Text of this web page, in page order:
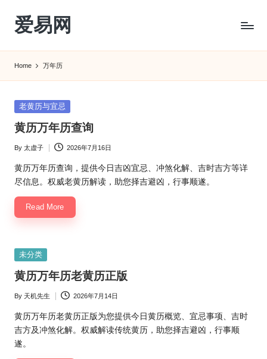
Skip
content
爱易网
转
农
历
历
查
询
_2ebc.com
Home 万年历
Posted
老黄历与宜忌
黄历万年历查询
Posted
by
By 太虚子 2026年7月16日
黄历万年历查询，提供今日吉凶宜忌、冲煞化解、吉时吉方等详
尽信息。权威老黄历解读，助您择吉避凶，行事顺遂。
Read More
Posted
未分类
黄历万年历老黄历正版
Posted
by
By 天机先生 2026年7月14日
黄历万年历老黄历正版为您提供今日黄历概览、宜忌事项、吉时
吉方及冲煞化解。权威解读传统黄历，助您择吉避凶，行事顺
遂。